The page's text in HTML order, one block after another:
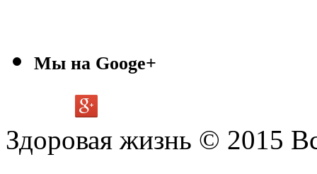
Мы на Googe+
Здоровая жизнь © 2015